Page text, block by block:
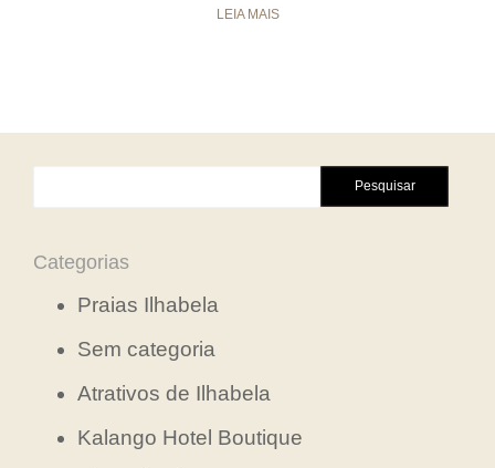
LEIA MAIS
Pesquisar
por:
Categorias
Praias Ilhabela
Sem categoria
Atrativos de Ilhabela
Kalango Hotel Boutique